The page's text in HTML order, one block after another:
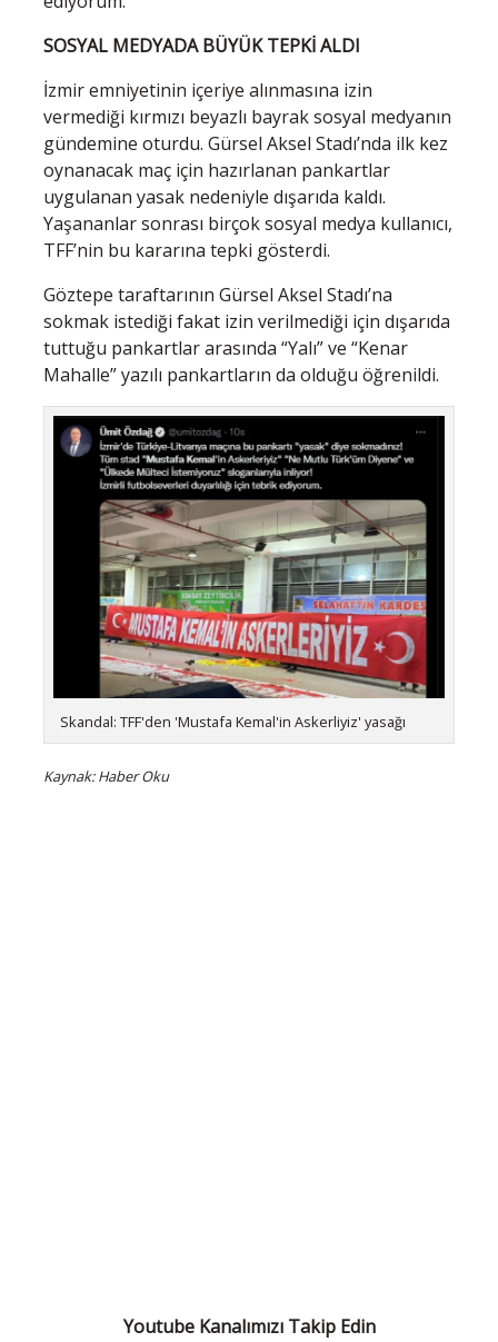
SOSYAL MEDYADA BÜYÜK TEPKİ ALDI
İzmir emniyetinin içeriye alınmasına izin
vermediği kırmızı beyazlı bayrak sosyal medyanın
gündemine oturdu. Gürsel Aksel Stadı’nda ilk kez
oynanacak maç için hazırlanan pankartlar
uygulanan yasak nedeniyle dışarıda kaldı.
Yaşananlar sonrası birçok sosyal medya kullanıcı,
TFF’nin bu kararına tepki gösterdi.
Göztepe taraftarının Gürsel Aksel Stadı’na
sokmak istediği fakat izin verilmediği için dışarıda
tuttuğu pankartlar arasında “Yalı” ve “Kenar
Mahalle” yazılı pankartların da olduğu öğrenildi.
Skandal: TFF'den 'Mustafa Kemal'in Askerliyiz' yasağı
Kaynak: Haber Oku
Youtube Kanalımızı Takip Edin